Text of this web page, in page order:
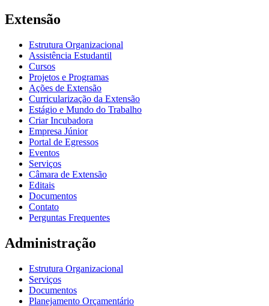
Extensão
Estrutura Organizacional
Assistência Estudantil
Cursos
Projetos e Programas
Ações de Extensão
Curricularização da Extensão
Estágio e Mundo do Trabalho
Criar Incubadora
Empresa Júnior
Portal de Egressos
Eventos
Serviços
Câmara de Extensão
Editais
Documentos
Contato
Perguntas Frequentes
Administração
Estrutura Organizacional
Serviços
Documentos
Planejamento Orçamentário